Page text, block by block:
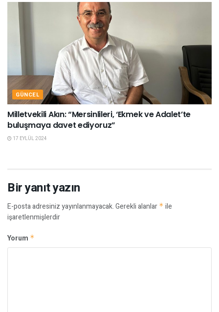
GÜNCEL
Milletvekili Akın: “Mersinlileri, ‘Ekmek ve Adalet’te
buluşmaya davet ediyoruz”
17 EYLÜL 2024
Bir yanıt yazın
E-posta adresiniz yayınlanmayacak.Gerekli alanlar * ile
işaretlenmişlerdir
Yorum *